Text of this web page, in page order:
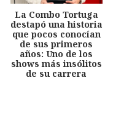
La Combo Tortuga
destapó una historia
que pocos conocían
de sus primeros
años: Uno de los
shows más insólitos
de su carrera